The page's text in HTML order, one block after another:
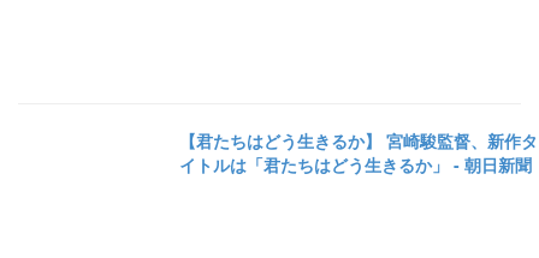
【君たちはどう生きるか】 宮崎駿監督、新作タ
イトルは「君たちはどう生きるか」 - 朝日新聞